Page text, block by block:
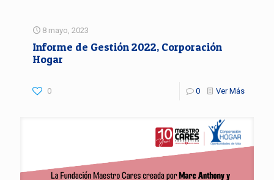
8 mayo, 2023
Informe de Gestión 2022, Corporación
Hogar
0 0 Ver Más